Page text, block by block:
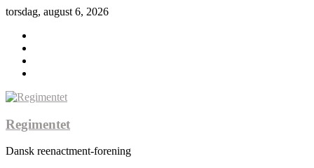
torsdag, august 6, 2026
Regimentet
Dansk reenactment-forening